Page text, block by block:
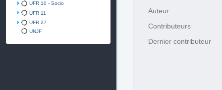
UFR 10 - Socio
UFR 11
UFR 27
UNJF
Auteur
Contributeurs
Dernier contributeur